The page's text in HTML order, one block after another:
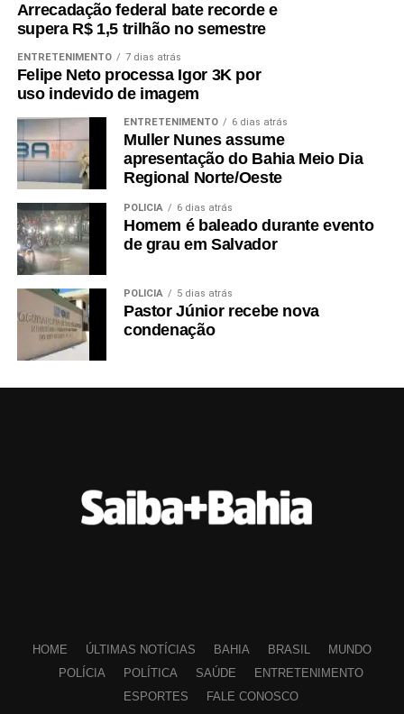
Arrecadação federal bate recorde e
supera R$ 1,5 trilhão no semestre
ENTRETENIMENTO 7 dias atrás
Felipe Neto processa Igor 3K por
uso indevido de imagem
ENTRETENIMENTO 6 dias atrás
Muller Nunes assume
apresentação do Bahia Meio Dia
Regional Norte/Oeste
POLÍCIA 6 dias atrás
Homem é baleado durante evento
de grau em Salvador
POLÍCIA 5 dias atrás
Pastor Júnior recebe nova
condenação
HOME ÚLTIMAS NOTÍCIAS BAHIA BRASIL
MUNDO
POLÍCIA
POLÍTICA SAÚDE
ENTRETENIMENTO
ESPORTES
FALE CONOSCO